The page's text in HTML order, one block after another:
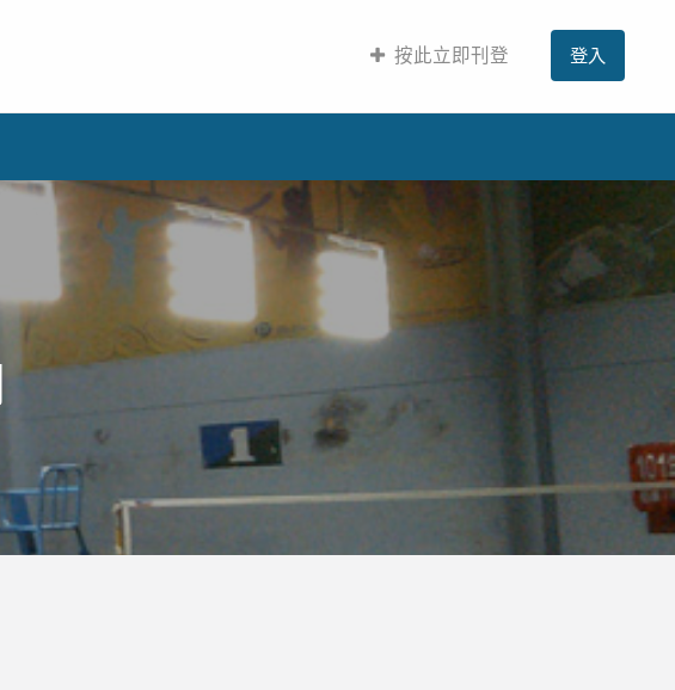
按此立即刊登 登入